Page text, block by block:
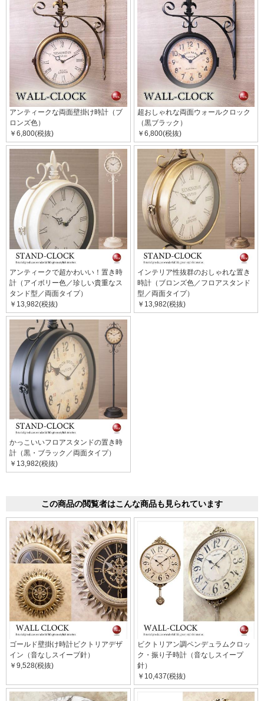
アンティークな両面壁掛け時計（ブ
ロンズ色）
￥6,800(税抜)
超おしゃれな両面ウォールクロック
（黒ブラック）
￥6,800(税抜)
アンティークで超かわいい！置き時
計（アイボリー色／珍しい貴重なス
タンド型／両面タイプ）
￥13,982(税抜)
インテリア性抜群のおしゃれな置き
時計（ブロンズ色／フロアスタンド
型／両面タイプ）
￥13,982(税抜)
かっこいいフロアスタンドの置き時
計（黒・ブラック／両面タイプ）
￥13,982(税抜)
この商品の閲覧者はこんな商品も見られています
ゴールド壁掛け時計ビクトリアデザ
イン（音なしスイープ針）
￥9,528(税抜)
ビクトリアン調ペンデュラムクロッ
ク・振り子時計（音なしスイープ
針）
￥10,437(税抜)